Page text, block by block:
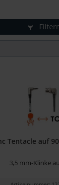
Tentacle auf
3,5 mm-Klinke